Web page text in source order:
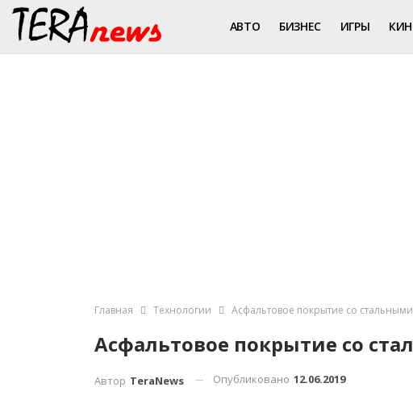
АВТО БИЗНЕС ИГРЫ
Главная Технологии Асфальтовое покрытие со
Асфальтовое покрытие со
Автор TeraNews Опубликовано 12.06.2019